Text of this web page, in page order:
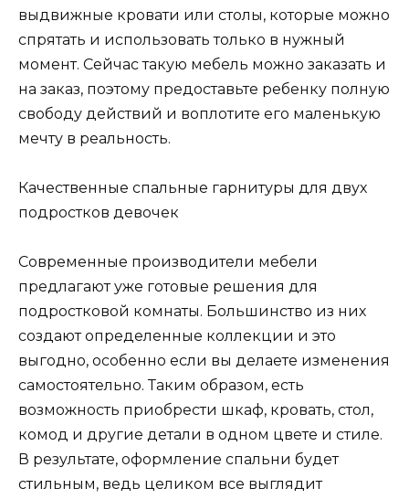
выдвижные кровати или столы, которые можно
спрятать и использовать только в нужный
момент. Сейчас такую мебель можно заказать и
на заказ, поэтому предоставьте ребенку полную
свободу действий и воплотите его маленькую
мечту в реальность.
Качественные спальные гарнитуры для двух
подростков девочек
Современные производители мебели
предлагают уже готовые решения для
подростковой комнаты. Большинство из них
создают определенные коллекции и это
выгодно, особенно если вы делаете изменения
самостоятельно. Таким образом, есть
возможность приобрести шкаф, кровать, стол,
комод и другие детали в одном цвете и стиле.
В результате, оформление спальни будет
стильным, ведь целиком все выглядит